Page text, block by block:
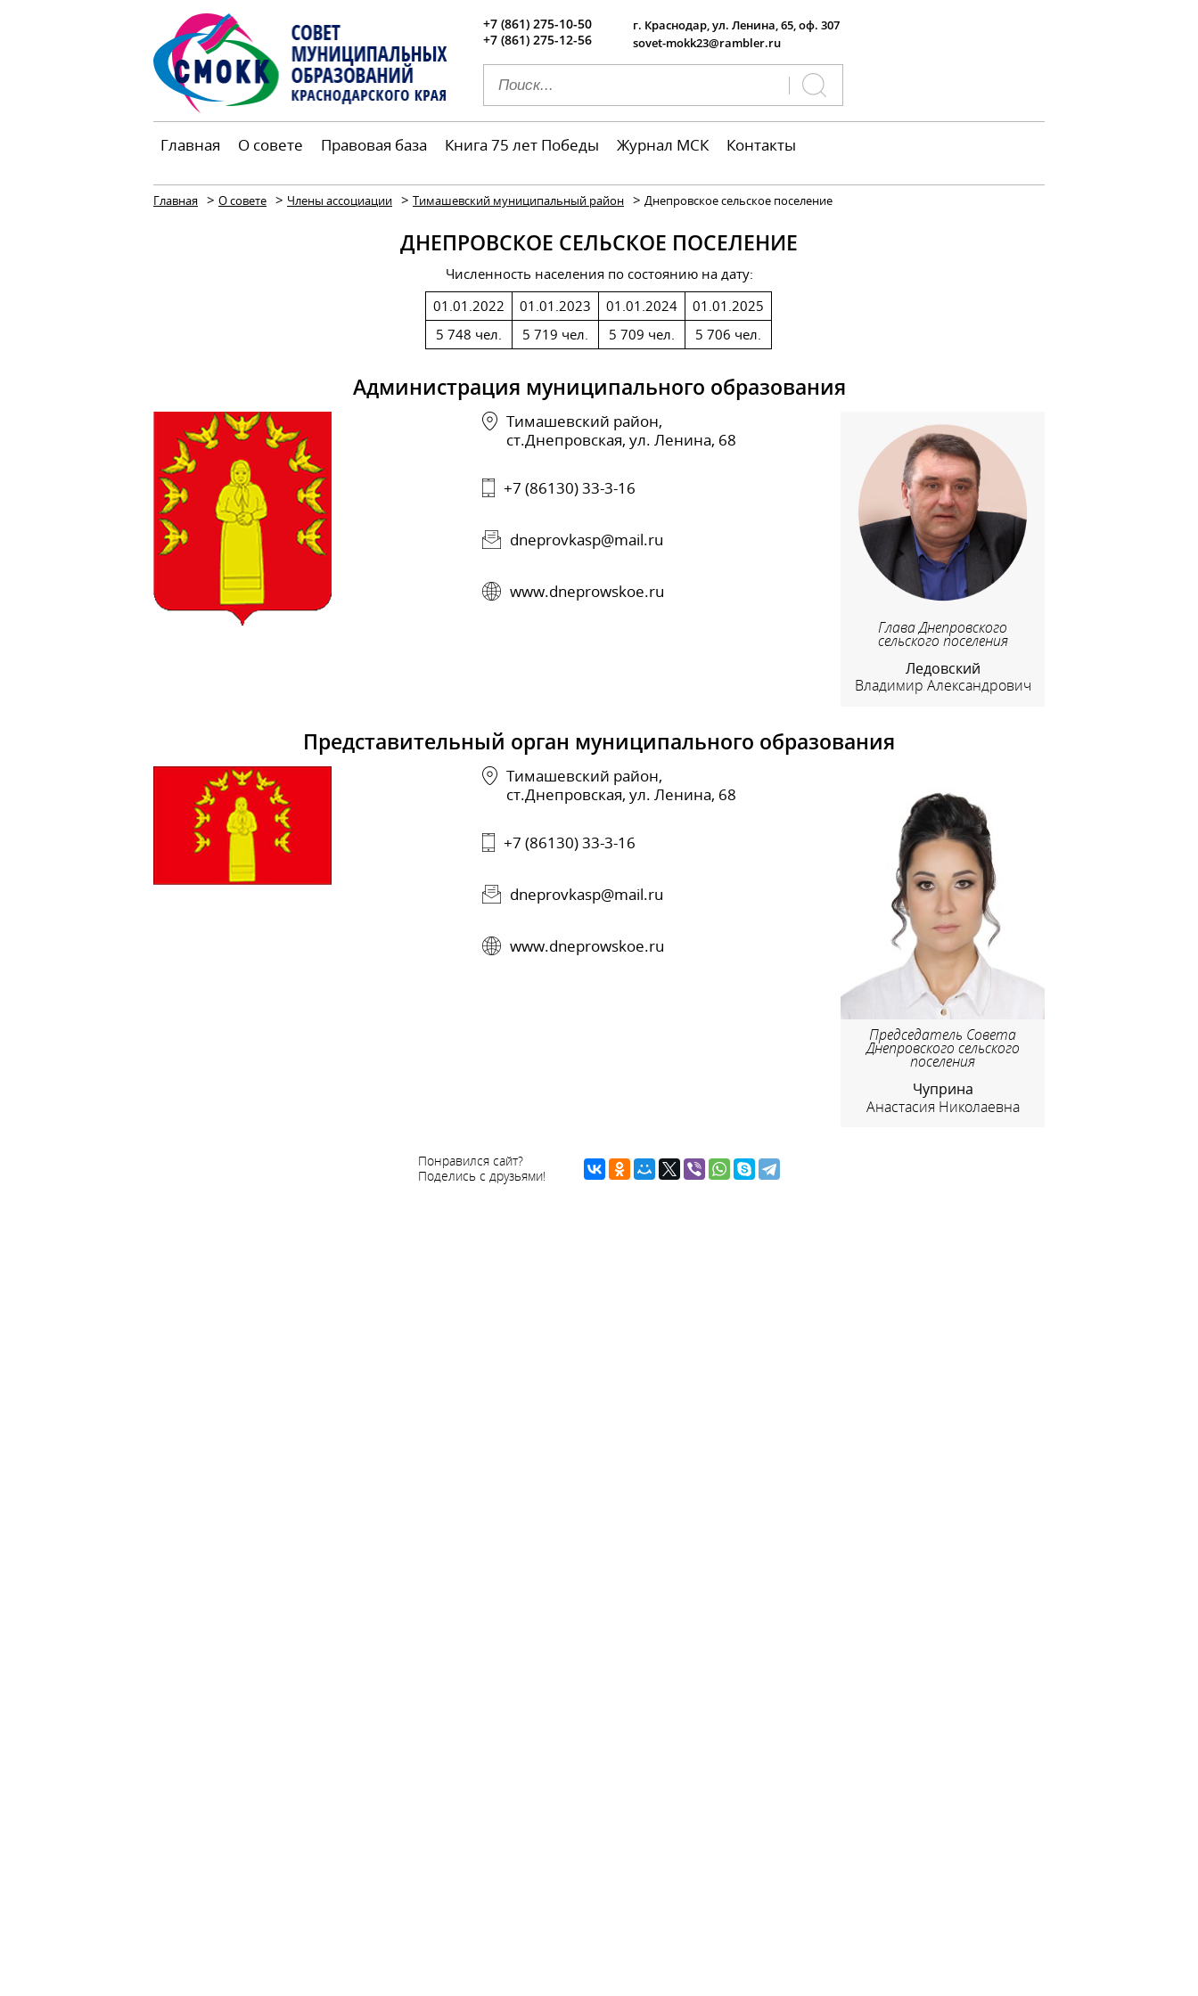
+7 (861) 275-10-50
+7 (861) 275-12-56
г. Краснодар, ул. Ленина, 65, оф. 307
sovet-mokk23@rambler.ru
Главная О совете Правовая база Книга 75 лет Победы Журнал МСК Контакты
Главная > О совете > Члены ассоциации > Тимашевский муниципальный район > Днепровское сельское поселение
ДНЕПРОВСКОЕ СЕЛЬСКОЕ ПОСЕЛЕНИЕ
Численность населения по состоянию на дату:
01.01.2022
5 748 чел.
01.01.2023
5 719 чел.
01.01.2024
5 709 чел.
01.01.2025
5 706 чел.
Администрация муниципального образования
Тимашевский район,
ст.Днепровская, ул. Ленина, 68
+7 (86130) 33-3-16
dneprovkasp@mail.ru
www.dneprowskoe.ru
Глава Днепровского
сельского поселения
Ледовский
Владимир Александрович
Представительный орган муниципального образования
Тимашевский район,
ст.Днепровская, ул. Ленина, 68
+7 (86130) 33-3-16
dneprovkasp@mail.ru
www.dneprowskoe.ru
Председатель Совета
Днепровского сельского
поселения
Чуприна
Анастасия Николаевна
Понравился сайт?
Поделись с друзьями!